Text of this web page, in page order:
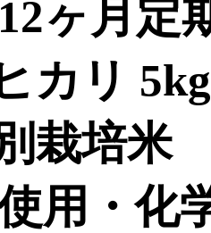
ヶ月定
カリ
栽培米
用・化